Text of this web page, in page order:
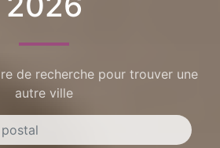
de recherche pour trouver une
autre ville